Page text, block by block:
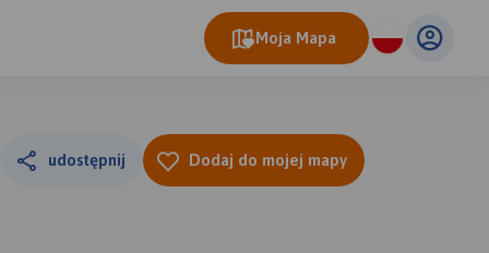
Moja Mapa
udostępnij Dodaj do mojej mapy